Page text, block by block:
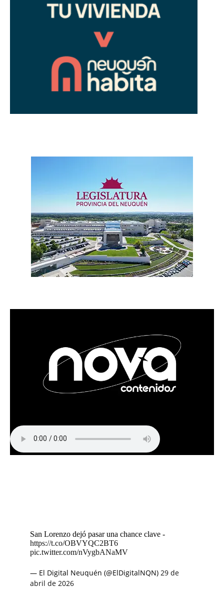
San Lorenzo dejó pasar una chance clave -
https://t.co/OBVYQC2BT6
pic.twitter.com/nVygbANaMV
— El Digital Neuquén (@ElDigitalNQN) 29 de
abril de 2026